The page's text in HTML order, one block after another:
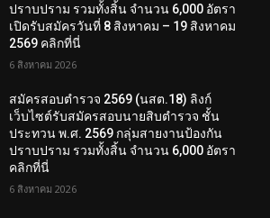
ปราบปราม รวมทั้งสิ้น จำนวน 6,000 อัตรา
เปิดรับสมัครวันที่ 8 สิงหาคม – 19 สิงหาคม
2569 คลิกที่นี่
6 สิงหาคม 2026
สมัครสอบตํารวจ 2569 (นสต.18) ลิงก์
เว็บไซต์รับสมัครสอบนายสิบตำรวจ ชั้น
ประทวน พ.ศ. 2569 กลุ่มสายงานป้องกัน
ปราบปราม รวมทั้งสิ้น จำนวน 6,000 อัตรา
คลิกที่นี่
6 สิงหาคม 2026